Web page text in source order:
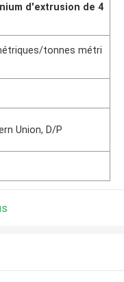
d'extrusion de 4
tonnes métri
Union, D/P